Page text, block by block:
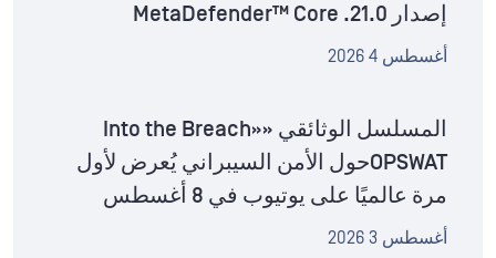
إصدار MetaDefender™ Core .21.0
أغسطس 4 2026
المسلسل الوثائقي «Into the Breach»
OPSWATحول الأمن السيبراني يُعرض لأول
مرة عالميًا على يوتيوب في 8 أغسطس
أغسطس 3 2026